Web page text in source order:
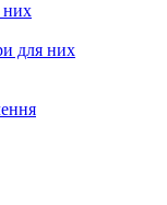
них
для них